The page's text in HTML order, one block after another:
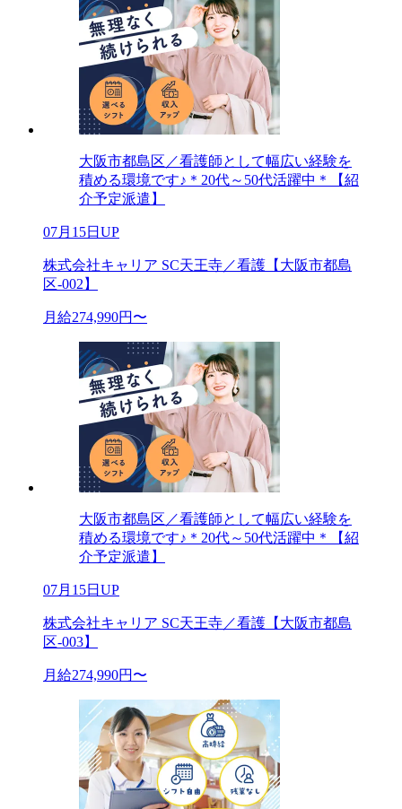
大阪市都島区／看護師として幅広い経験を
積める環境です♪＊20代～50代活躍中＊【紹
介予定派遣】
07月15日UP
株式会社キャリア SC天王寺／看護【大阪市都島
区-002】
月給274,990円〜
大阪市都島区／看護師として幅広い経験を
積める環境です♪＊20代～50代活躍中＊【紹
介予定派遣】
07月15日UP
株式会社キャリア SC天王寺／看護【大阪市都島
区-003】
月給274,990円〜